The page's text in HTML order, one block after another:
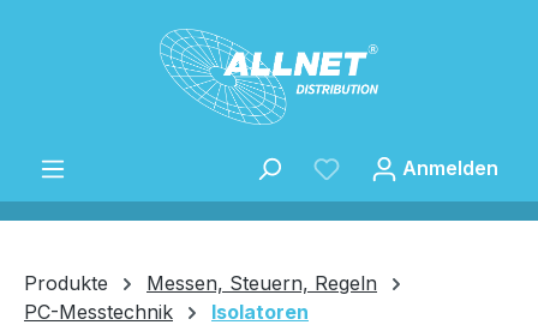
Zum Hauptinhalt springen
Anmelden
Produkte
Messen, Steuern, Regeln
PC-Messtechnik
Isolatoren